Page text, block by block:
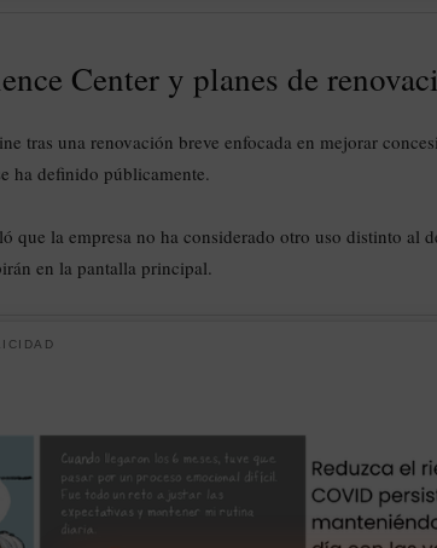
Center y planes de
tras una renovación breve enfocada en mejorar
ha definido públicamente.
que la empresa no ha considerado otro uso distinto al
en la pantalla principal.